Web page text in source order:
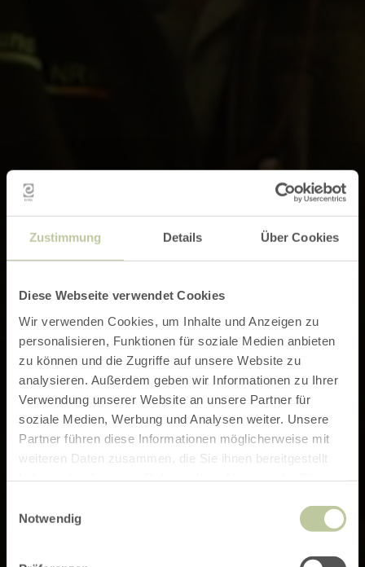
Zustimmung Details Über Cookies
Diese Webseite verwendet Cookies
Wir verwenden Cookies, um Inhalte und Anzeigen zu
personalisieren, Funktionen für soziale Medien anbieten
zu können und die Zugriffe auf unsere Website zu
analysieren. Außerdem geben wir Informationen zu Ihrer
Verwendung unserer Website an unsere Partner für
soziale Medien, Werbung und Analysen weiter. Unsere
Partner führen diese Informationen möglicherweise mit
weiteren Daten zusammen, die Sie ihnen bereitgestellt
Notwendig